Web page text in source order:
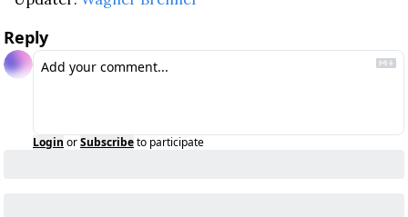
Reply
Login orSubscribeto participate